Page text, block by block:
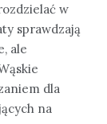
w
sprawdzają
ale
dla
na